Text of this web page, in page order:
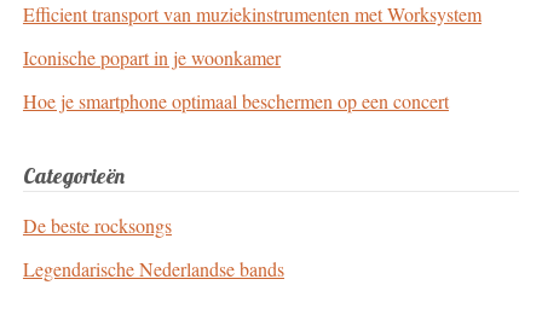
Efficient transport van muziekinstrumenten met Worksystem
Iconische popart in je woonkamer
Hoe je smartphone optimaal beschermen op een concert
Categorieën
De beste rocksongs
Legendarische Nederlandse bands